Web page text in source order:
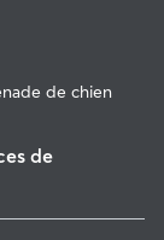
de chien
de